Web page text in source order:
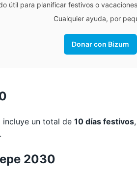
útil para planificar festivos o
Cualquier ayuda, por
Donar con Bizum
incluye un total de 10 días festivos
2030